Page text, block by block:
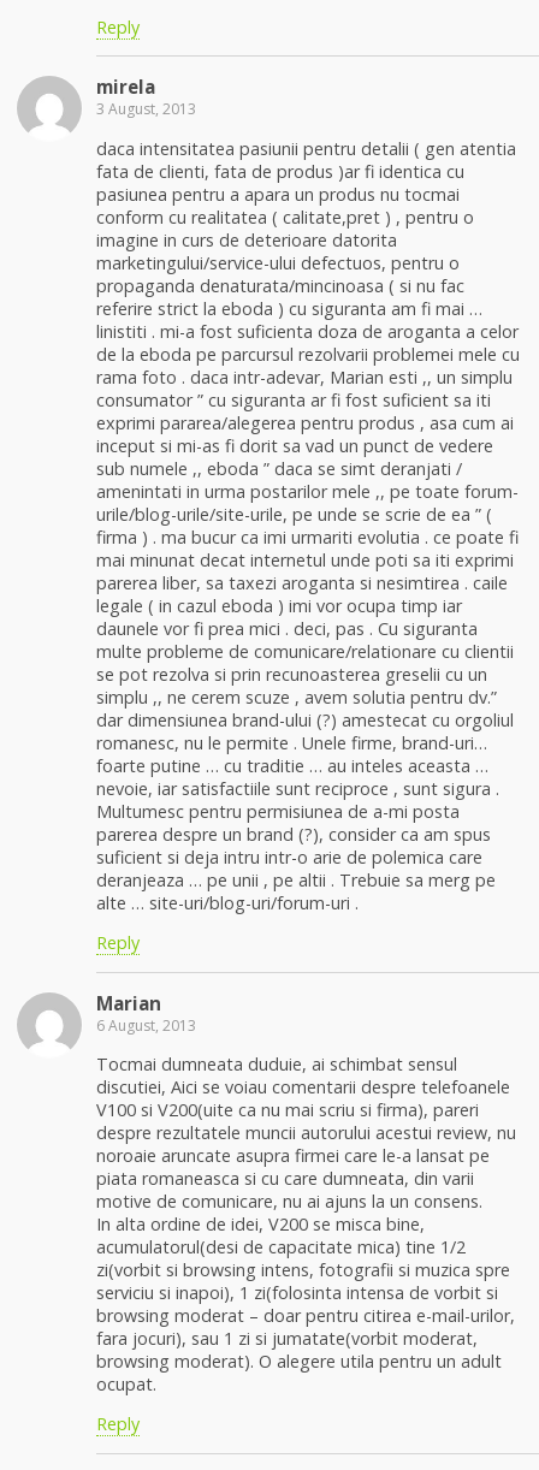
Reply
mirela
3 August, 2013
daca intensitatea pasiunii pentru detalii ( gen atentia
fata de clienti, fata de produs )ar fi identica cu
pasiunea pentru a apara un produs nu tocmai
conform cu realitatea ( calitate,pret ) , pentru o
imagine in curs de deterioare datorita
marketingului/service-ului defectuos, pentru o
propaganda denaturata/mincinoasa ( si nu fac
referire strict la eboda ) cu siguranta am fi mai …
linistiti . mi-a fost suficienta doza de aroganta a celor
de la eboda pe parcursul rezolvarii problemei mele cu
rama foto . daca intr-adevar, Marian esti ,, un simplu
consumator ” cu siguranta ar fi fost suficient sa iti
exprimi pararea/alegerea pentru produs , asa cum ai
inceput si mi-as fi dorit sa vad un punct de vedere
sub numele ,, eboda ” daca se simt deranjati /
amenintati in urma postarilor mele ,, pe toate forum-
urile/blog-urile/site-urile, pe unde se scrie de ea ” (
firma ) . ma bucur ca imi urmariti evolutia . ce poate fi
mai minunat decat internetul unde poti sa iti exprimi
parerea liber, sa taxezi aroganta si nesimtirea . caile
legale ( in cazul eboda ) imi vor ocupa timp iar
daunele vor fi prea mici . deci, pas . Cu siguranta
multe probleme de comunicare/relationare cu clientii
se pot rezolva si prin recunoasterea greselii cu un
simplu ,, ne cerem scuze , avem solutia pentru dv.”
dar dimensiunea brand-ului (?) amestecat cu orgoliul
romanesc, nu le permite . Unele firme, brand-uri…
foarte putine … cu traditie … au inteles aceasta …
nevoie, iar satisfactiile sunt reciproce , sunt sigura .
Multumesc pentru permisiunea de a-mi posta
parerea despre un brand (?), consider ca am spus
suficient si deja intru intr-o arie de polemica care
deranjeaza … pe unii , pe altii . Trebuie sa merg pe
alte … site-uri/blog-uri/forum-uri .
Reply
Marian
6 August, 2013
Tocmai dumneata duduie, ai schimbat sensul
discutiei, Aici se voiau comentarii despre telefoanele
V100 si V200(uite ca nu mai scriu si firma), pareri
despre rezultatele muncii autorului acestui review, nu
noroaie aruncate asupra firmei care le-a lansat pe
piata romaneasca si cu care dumneata, din varii
motive de comunicare, nu ai ajuns la un consens.
In alta ordine de idei, V200 se misca bine,
acumulatorul(desi de capacitate mica) tine 1/2
zi(vorbit si browsing intens, fotografii si muzica spre
serviciu si inapoi), 1 zi(folosinta intensa de vorbit si
browsing moderat – doar pentru citirea e-mail-urilor,
fara jocuri), sau 1 zi si jumatate(vorbit moderat,
browsing moderat). O alegere utila pentru un adult
ocupat.
Reply